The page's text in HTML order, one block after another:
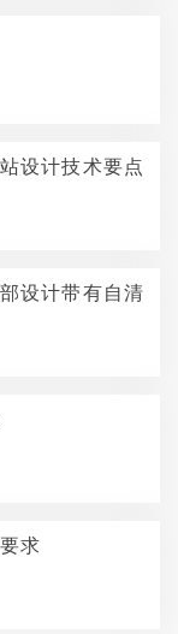
设计技术要点
设计带有自清
求